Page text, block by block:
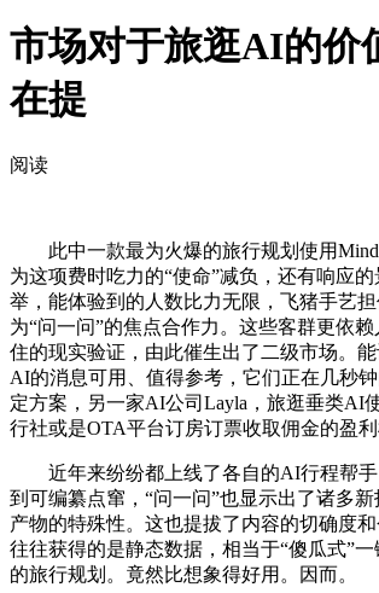
市场对于旅逛AI的价
在提
阅读
此中一款最为火爆的旅行规划使用
为这项费时吃力的“使命”减负，还有响应
举，能体验到的人数比力无限，飞猪手艺
为“问一问”的焦点合作力。这些客群更依
住的现实验证，由此催生出了二级市场。
AI的消息可用、值得参考，它们正在几秒钟
定方案，另一家AI公司Layla，旅逛垂类AI
行社或是OTA平台订房订票收取佣金的盈利
近年来纷纷都上线了各自的AI行程帮手
到可编纂点窜，“问一问”也显示出了诸多
产物的特殊性。这也提拔了内容的切确度和
往往获得的是静态数据，相当于“傻瓜式”
的旅行规划。竟然比想象得好用。因而。